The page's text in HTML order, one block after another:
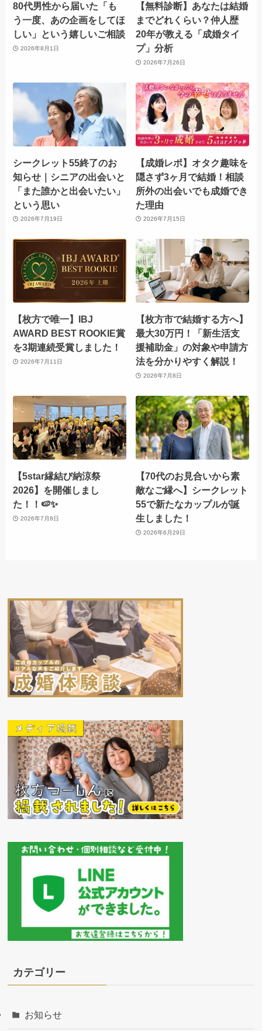
80代男性から届いた「も
う一度、あの企画をしてほ
しい」という嬉しいご相談
2026年8月1日
【無料診断】あなたは結婚
までどれくらい？仲人歴
20年が教える「成婚タイ
プ」分析
2026年7月26日
シークレット55終了のお
知らせ｜シニアの出会いと
「また誰かと出会いたい」
という思い
2026年7月19日
【成婚レポ】オタク趣味を
隠さず3ヶ月で結婚！相談
所外の出会いでも成婚でき
た理由
2026年7月15日
【枚方で唯一】IBJ
AWARD BEST ROOKIE賞
を3期連続受賞しました！
2026年7月11日
【枚方市で結婚する方へ】
最大30万円！「新生活支
援補助金」の対象や申請方
法を分かりやすく解説！
2026年7月8日
【5star縁結び納涼祭
2026】を開催しまし
た！！🍉✨
2026年7月8日
【70代のお見合いから素
敵なご縁へ】シークレット
55で新たなカップルが誕
生しました！
2026年6月29日
カテゴリー
お知らせ